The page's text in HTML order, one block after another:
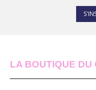
LA BOUTIQUE DU